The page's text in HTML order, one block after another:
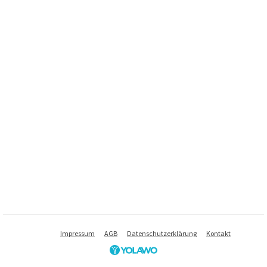
Impressum AGB Datenschutzerklärung Kontakt